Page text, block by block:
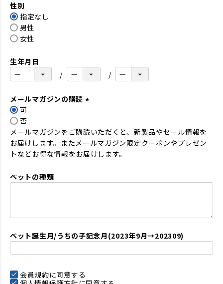
性別
指定なし
男性
女性
生年月日
メールマガジンの購読
須
)
可
否
メールマガジンをご購読いただくと、新製品やセール情報を
お届けします。またメールマガジン限定クーポンやプレゼン
トなどお得な情報をお届けします。
ペットの種類
ペット誕生月/うちの子記念月(2023年9月→202309)
会員規約に同意する